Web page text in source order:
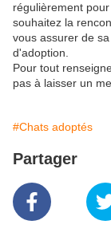
régulièrement
souhaitez la
vous assurer de
d'adoption.
Pour tout
pas à laisser un
#Chats adoptés
Partager